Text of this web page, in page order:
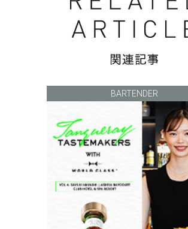
BARTENDER